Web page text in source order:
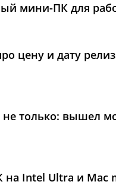
мини-ПК для
цену и дату
не только: вышел
Intel Ultra и Mac